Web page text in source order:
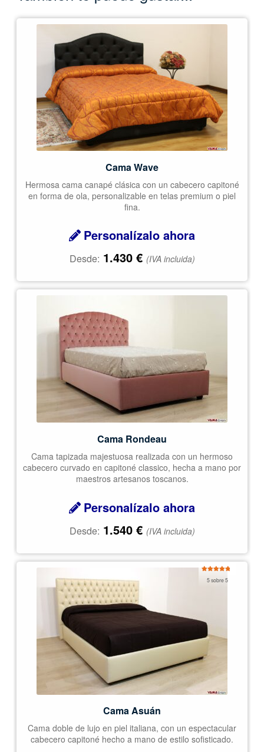
Cama Wave
Hermosa cama canapé clásica con un cabecero capitoné
en forma de ola, personalizable en telas premium o piel
fina.
Personalízalo ahora
Desde: 1.430 € (IVA incluida)
Cama Rondeau
Cama tapizada majestuosa realizada con un hermoso
cabecero curvado en capitoné classico, hecha a mano por
maestros artesanos toscanos.
Personalízalo ahora
Desde: 1.540 € (IVA incluida)
5 sobre 5
Cama Asuán
Cama doble de lujo en piel italiana, con un espectacular
cabecero capitoné hecho a mano de estilo sofisticado.